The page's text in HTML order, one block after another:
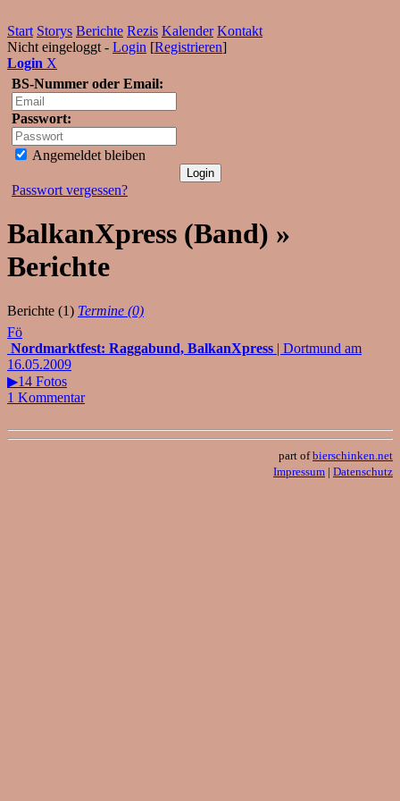
Start Storys Berichte Rezis Kalender Kontakt
Nicht eingeloggt - Login [Registrieren]
Login X
BS-Nummer oder Email:
Passwort:
Angemeldet bleiben
Passwort vergessen?
BalkanXpress (Band) »
Berichte
Berichte (1) Termine (0)
Fö
Nordmarktfest: Raggabund, BalkanXpress | Dortmund am
16.05.2009
▶14 Fotos
1 Kommentar
part ofbierschinken.net
Impressum | Datenschutz